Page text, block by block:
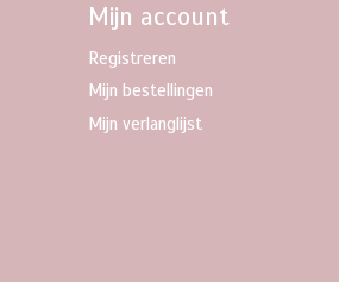
Mijn account
Registreren
Mijn bestellingen
Mijn verlanglijst